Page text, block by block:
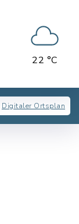
22 °C
Digitaler Ortsplan